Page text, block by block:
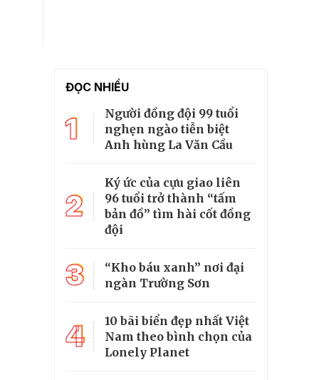
ĐỌC NHIỀU
1
Người đồng đội 99 tuổi
nghẹn ngào tiễn biệt
Anh hùng La Văn Cầu
2
Ký ức của cựu giao liên
96 tuổi trở thành “tấm
bản đồ” tìm hài cốt đồng
đội
3
“Kho báu xanh” nơi đại
ngàn Trường Sơn
4
10 bãi biển đẹp nhất Việt
Nam theo bình chọn của
Lonely Planet